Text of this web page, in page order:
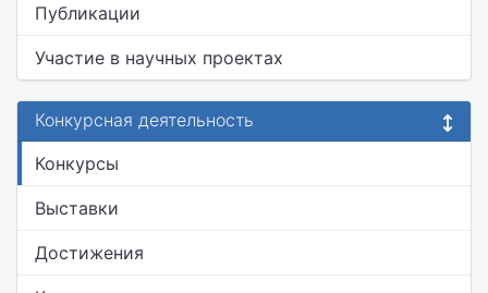
Публикации
Участие в научных проектах
Конкурсная деятельность
Конкурсы
Выставки
Достижения